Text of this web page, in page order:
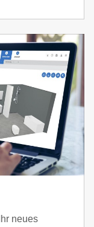
neues